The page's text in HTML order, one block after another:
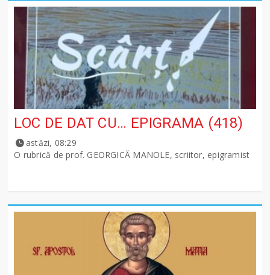
LOC DE DAT CU… EPIGRAMA (418)
astăzi, 08:29
O rubrică de prof. GEORGICĂ MANOLE, scriitor, epigramist